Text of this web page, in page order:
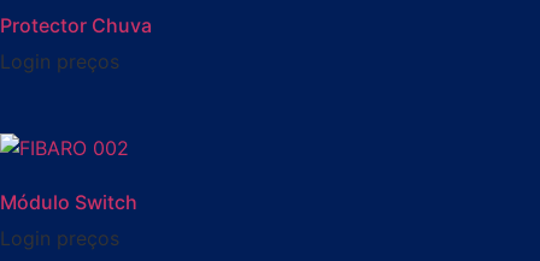
Protector Chuva
Login preços
Módulo Switch
Login preços